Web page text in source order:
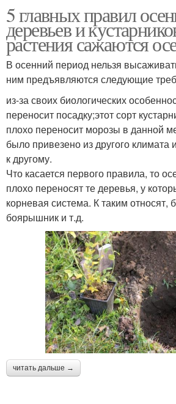
5 главных правил
деревьев и
растения сажаются
В осенний период нельзя
ним предъявляются следующие
из-за своих биологических
переносит посадку;этот сорт
плохо переносит морозы в данной
было привезено из другого климата
к другому.
Что касается первого правила, то
плохо переносят те деревья, у
корневая система. К таким относят,
боярышник и т.д.
читать дальше →